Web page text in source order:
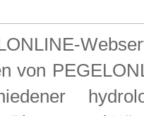
von